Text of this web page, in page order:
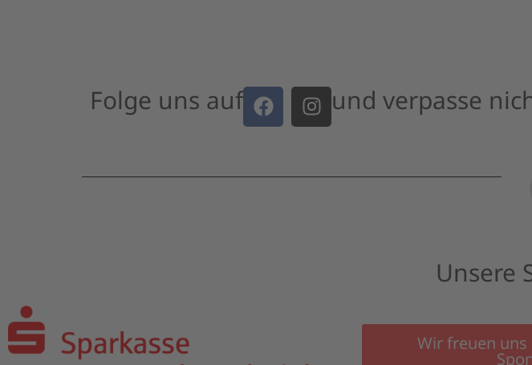
Folge uns auf und verpasse
Unsere
Wir freuen